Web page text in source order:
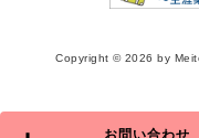
Copyright © 2026 by
お問い合わせ